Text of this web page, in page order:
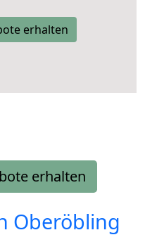
erhalten
erhalten
Oberöbling